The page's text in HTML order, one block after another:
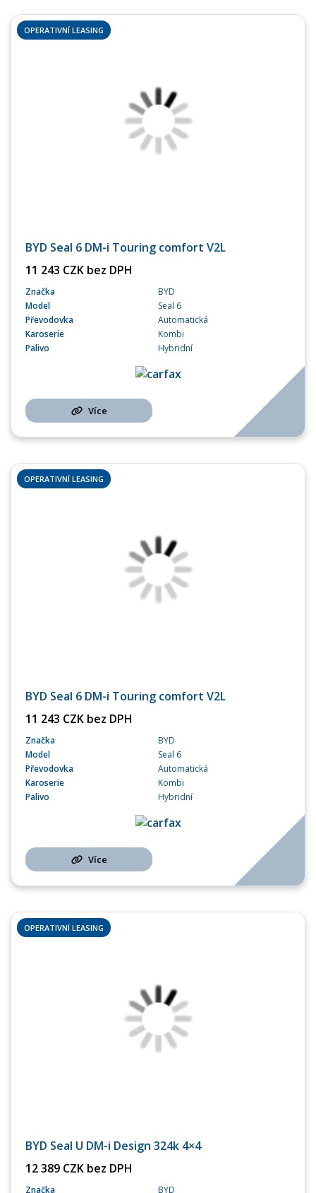
OPERATIVNÍ LEASING
BYD Seal 6 DM-i Touring comfort V2L
11 243 CZK bez DPH
Značka
BYD
Model
Seal 6
Převodovka
Automatická
Karoserie
Kombi
Palivo
Hybridní
Více
OPERATIVNÍ LEASING
BYD Seal 6 DM-i Touring comfort V2L
11 243 CZK bez DPH
Značka
BYD
Model
Seal 6
Převodovka
Automatická
Karoserie
Kombi
Palivo
Hybridní
Více
OPERATIVNÍ LEASING
BYD Seal U DM-i Design 324k 4×4
12 389 CZK bez DPH
Značka
BYD